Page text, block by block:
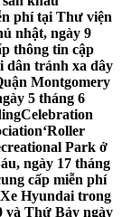
phí tại Thư viện
nhật, ngày 9
thông tin cập
dân tránh xa dây
Montgomery
5 tháng 6
Celebration
‘Roller
Park ở
ngày 17 tháng
cấp miễn phí
Hyundai trong
và Thứ Bảy ngày